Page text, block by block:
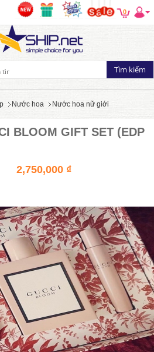
0
Nước hoa Nước hoa nữ giới
BLOOM GIFT SET (EDP
2,750,000 ₫